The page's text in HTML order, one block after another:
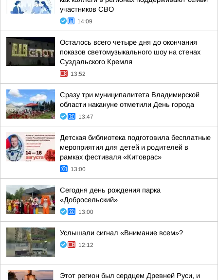
участников СВО
14:09
Осталось всего четыре дня до окончания
показов светомузыкального шоу на стенах
Суздальского Кремля
13:52
Сразу три муниципалитета Владимирской
области накануне отметили День города
13:47
Детская библиотека подготовила бесплатные
мероприятия для детей и родителей в
рамках фестиваля «Китоврас»
13:00
Сегодня день рождения парка
«Добросельский»
13:00
Услышали сигнал «Внимание всем»?
12:12
Этот регион был сердцем Древней Руси, и